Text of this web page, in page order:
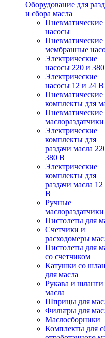
Оборудование для
и сбора масла
Пневматические
насосы
Пневматические
мембранные
Электрические
насосы 220 и
Электрические
насосы 12 и 24 В
Пневматические
комплекты для
Пневматические
маслораздатчики
Электрические
комплекты для
раздачи масла
380 В
Электрические
комплекты для
раздачи масла
В
Ручные
маслораздатчики
Пистолеты для
Счетчики и
расходомеры
Пистолеты для
со счетчиком
Катушки со
для масла
Рукава и шланги
масла
Шприцы для
Фильтры для
Маслосборники
Комплекты для